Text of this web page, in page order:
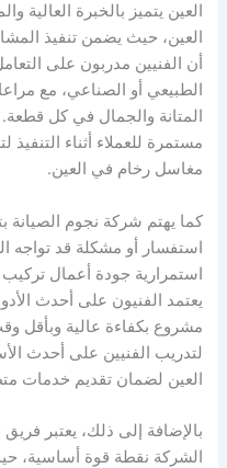
العين يتميز بالخبرة
العين، حيث يضمن تنفيذ
أن الفنيين مدربون على
الطبيعي أو الصناعي، مع
المتانة والجمال في كل
مستمرة للعملاء أثناء
مغاسل رخام في العين.
كما يهتم شركة نجوم الصيانة
استفسار أو مشكلة قد تواجه
استمرارية جودة أعمال
يعتمد الفنيون على أحدث
مشروع بكفاءة عالية وبأقل
لتدريب الفنيين على أحدث
العين لضمان تقديم خدمات
بالإضافة إلى ذلك، يعتبر
الشركة نقطة قوة أساسية،